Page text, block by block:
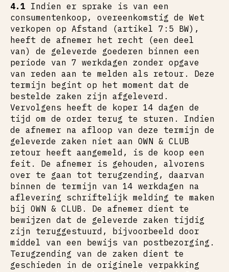
4.1 Indien er sprake is van een
consumentenkoop, overeenkomstig de Wet
verkopen op Afstand (artikel 7:5 BW),
heeft de afnemer het recht (een deel
van) de geleverde goederen binnen een
periode van 7 werkdagen zonder opgave
van reden aan te melden als retour. Deze
termijn begint op het moment dat de
bestelde zaken zijn afgeleverd.
Vervolgens heeft de koper 14 dagen de
tijd om de order terug te sturen. Indien
de afnemer na afloop van deze termijn de
geleverde zaken niet aan OWN & CLUB
retour heeft aangemeld, is de koop een
feit. De afnemer is gehouden, alvorens
over te gaan tot terugzending, daarvan
binnen de termijn van 14 werkdagen na
aflevering schriftelijk melding te maken
bij OWN & CLUB. De afnemer dient te
bewijzen dat de geleverde zaken tijdig
zijn teruggestuurd, bijvoorbeeld door
middel van een bewijs van postbezorging.
Terugzending van de zaken dient te
geschieden in de originele verpakking